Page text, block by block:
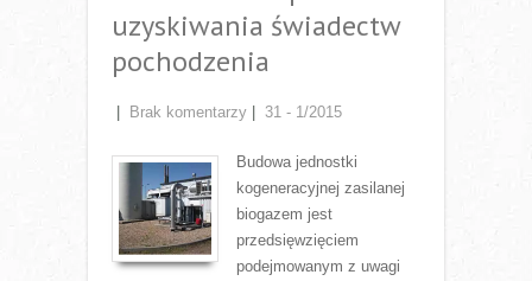
uzyskiwania świadectw
pochodzenia
Brak komentarzy 31 - 1/2015
Budowa jednostki
kogeneracyjnej zasilanej
biogazem jest
przedsięwzięciem
podejmowanym z uwagi